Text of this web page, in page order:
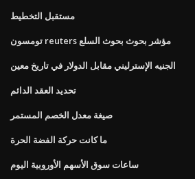
مستقبل التخطيط
تومسون reuters مؤشر بحوث بحوث السلع
الجنيه الإسترليني مقابل الدولار في تاريخ معين
تحديد العقد الدائم
صيغة معدل الخصم المستمر
ما كانت حركة الفضة الحرة
ساعات سوق الأسهم الأوروبية اليوم